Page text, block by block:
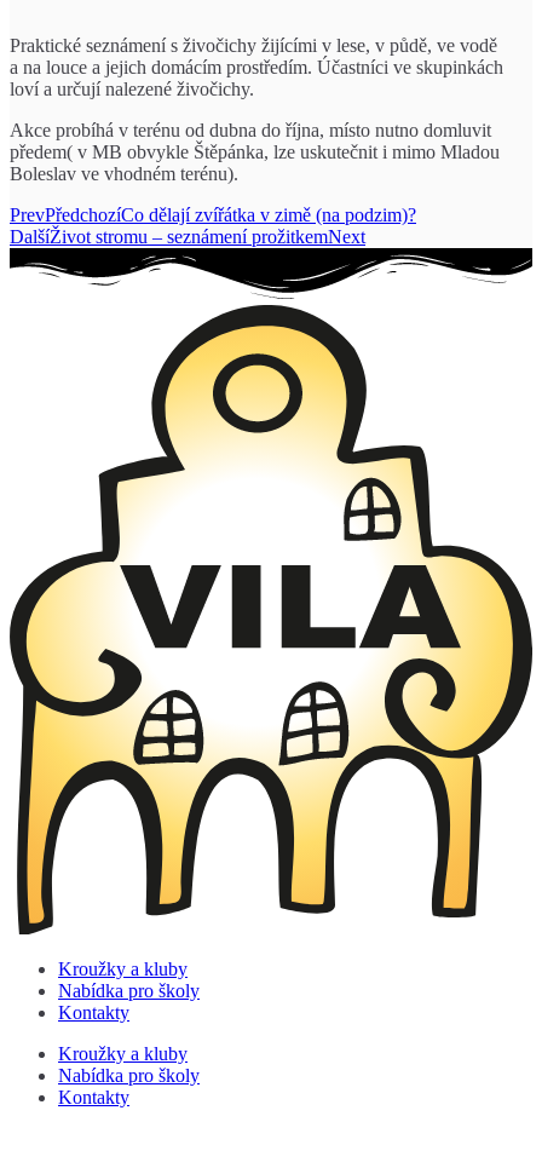
Praktické seznámení s živočichy žijícími v lese, v půdě, ve vodě
a na louce a jejich domácím prostředím. Účastníci ve skupinkách
loví a určují nalezené živočichy.
Akce probíhá v terénu od dubna do října, místo nutno domluvit
předem( v MB obvykle Štěpánka, lze uskutečnit i mimo Mladou
Boleslav ve vhodném terénu).
PrevPředchozíCo dělají zvířátka v zimě (na podzim)?
DalšíŽivot stromu – seznámení prožitkemNext
Kroužky a kluby
Nabídka pro školy
Kontakty
Kroužky a kluby
Nabídka pro školy
Kontakty